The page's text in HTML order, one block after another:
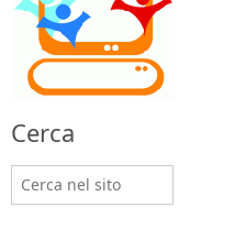
Cerca